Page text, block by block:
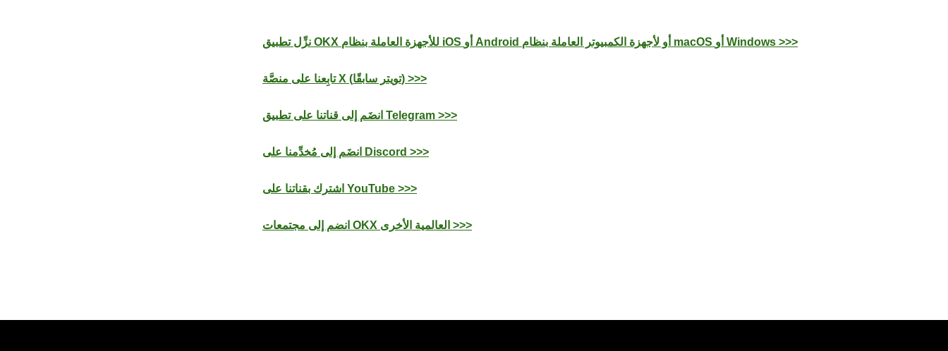
نزِّل تطبيق OKX للأجهزة العاملة بنظام iOS أو Android أو لأجهزة الكمبيوتر العاملة بنظام macOS أو Windows >>>
تابِعنا على منصَّة X (تويتر سابقًا) >>>
انضَم إلى قناتنا على تطبيق Telegram >>>
انضَم إلى مُخدِّمنا على Discord >>>
اشترك بقناتنا على YouTube >>>
انضم إلى مجتمعات OKX العالمية الأخرى >>>